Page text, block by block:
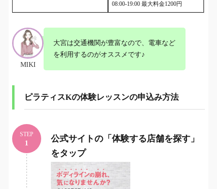
08:00-19:00 最大料金1200円
MIKI
大宮は交通機関が豊富なので、電車など
を利用するのがオススメです♪
ピラティスKの体験レッスンの申込み方法
STEP
1
公式サイトの「体験する店舗を探す」
をタップ